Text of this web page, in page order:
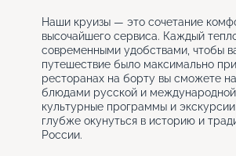
Наши круизы — это сочетание
высочайшего сервиса. Каждый
современными удобствами, чтобы
путешествие было максимально
ресторанах на борту вы сможете
блюдами русской и международной
культурные программы и экскурсии
глубже окунуться в историю и
России.